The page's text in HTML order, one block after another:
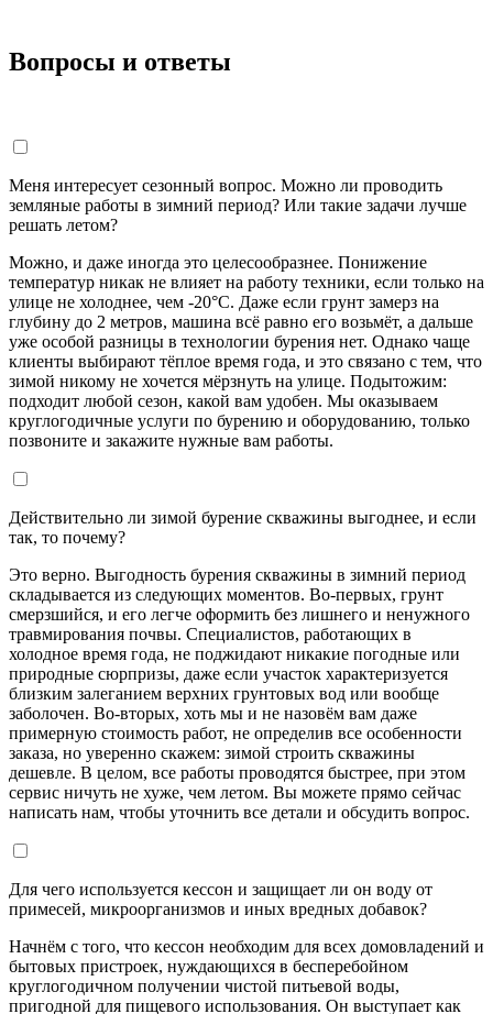
Вопросы и ответы
Меня интересует сезонный вопрос. Можно ли проводить
земляные работы в зимний период? Или такие задачи лучше
решать летом?
Можно, и даже иногда это целесообразнее. Понижение
температур никак не влияет на работу техники, если только на
улице не холоднее, чем -20°С. Даже если грунт замерз на
глубину до 2 метров, машина всё равно его возьмёт, а дальше
уже особой разницы в технологии бурения нет. Однако чаще
клиенты выбирают тёплое время года, и это связано с тем, что
зимой никому не хочется мёрзнуть на улице. Подытожим:
подходит любой сезон, какой вам удобен. Мы оказываем
круглогодичные услуги по бурению и оборудованию, только
позвоните и закажите нужные вам работы.
Действительно ли зимой бурение скважины выгоднее, и если
так, то почему?
Это верно. Выгодность бурения скважины в зимний период
складывается из следующих моментов. Во-первых, грунт
смерзшийся, и его легче оформить без лишнего и ненужного
травмирования почвы. Специалистов, работающих в
холодное время года, не поджидают никакие погодные или
природные сюрпризы, даже если участок характеризуется
близким залеганием верхних грунтовых вод или вообще
заболочен. Во-вторых, хоть мы и не назовём вам даже
примерную стоимость работ, не определив все особенности
заказа, но уверенно скажем: зимой строить скважины
дешевле. В целом, все работы проводятся быстрее, при этом
сервис ничуть не хуже, чем летом. Вы можете прямо сейчас
написать нам, чтобы уточнить все детали и обсудить вопрос.
Для чего используется кессон и защищает ли он воду от
примесей, микроорганизмов и иных вредных добавок?
Начнём с того, что кессон необходим для всех домовладений и
бытовых пристроек, нуждающихся в бесперебойном
круглогодичном получении чистой питьевой воды,
пригодной для пищевого использования. Он выступает как